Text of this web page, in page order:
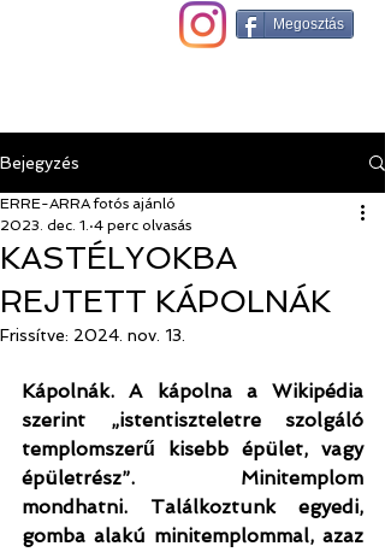
Megosztás
Bejegyzés
KASTÉLYOKBA
REJTETT KÁPOLNÁK
ERRE-ARRA fotós ajánló
2023. dec. 1. 4 perc olvasás
Frissítve: 2024. nov. 13.
Kápolnák. A kápolna a Wikipédia
szerint „istentiszteletre szolgáló
templomszerű kisebb épület, vagy
épületrész”. Minitemplom
mondhatni. Találkoztunk egyedi,
gomba alakú minitemplommal, azaz